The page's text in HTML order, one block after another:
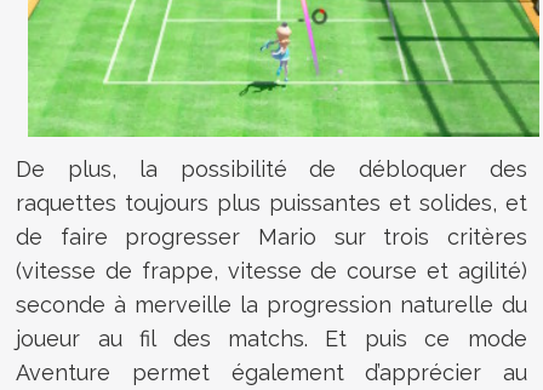
De plus, la possibilité de débloquer des
raquettes toujours plus puissantes et solides, et
de faire progresser Mario sur trois critères
(vitesse de frappe, vitesse de course et agilité)
seconde à merveille la progression naturelle du
joueur au fil des matchs. Et puis ce mode
Aventure permet également d’apprécier au